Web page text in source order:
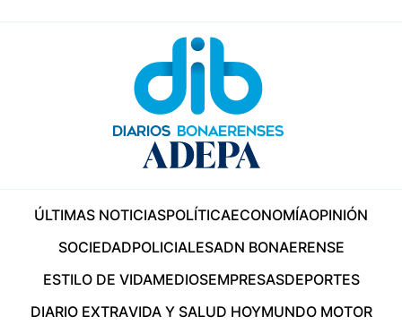
ÚLTIMAS NOTICIASPOLÍTICAECONOMÍAOPINIÓN
SOCIEDADPOLICIALESADN BONAERENSE
ESTILO DE VIDAMEDIOSEMPRESASDEPORTES
DIARIO EXTRAVIDA Y SALUD HOYMUNDO MOTOR